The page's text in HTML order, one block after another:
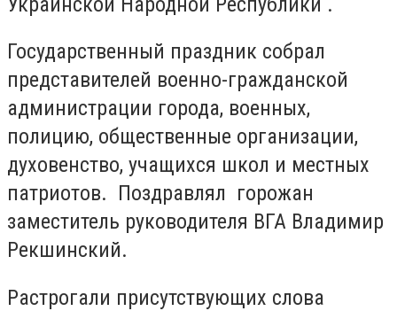
Государственный праздник собрал
представителей военно-гражданской
администрации города, военных,
полицию, общественные организации,
духовенство, учащихся школ и местных
патриотов. Поздравлял горожан
заместитель руководителя ВГА Владимир
Рекшинский.
Растрогали присутствующих слова